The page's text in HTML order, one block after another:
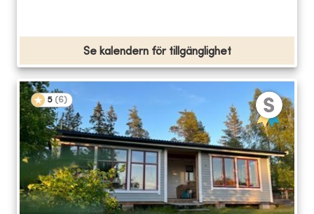
Se kalendern för tillgänglighet
5 (6)